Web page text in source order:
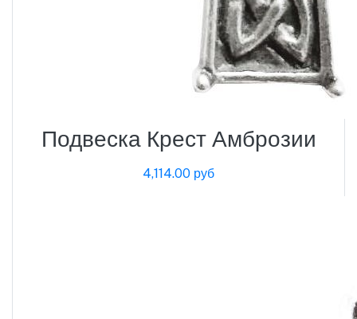
Подвеска Крест Амброзии
4,114.00 руб